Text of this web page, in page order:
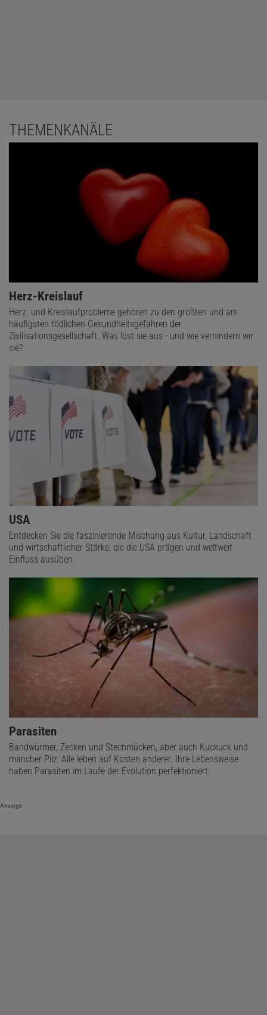
THEMENKANÄLE
Herz-Kreislauf
Herz- und Kreislaufprobleme gehören zu den größten und am
häufigsten tödlichen Gesundheitsgefahren der
Zivilisationsgesellschaft. Was löst sie aus - und wie verhindern wir
sie?
USA
Entdecken Sie die faszinierende Mischung aus Kultur, Landschaft
und wirtschaftlicher Stärke, die die USA prägen und weltweit
Einfluss ausüben.
Parasiten
Bandwürmer, Zecken und Stechmücken, aber auch Kuckuck und
mancher Pilz: Alle leben auf Kosten anderer. Ihre Lebensweise
haben Parasiten im Laufe der Evolution perfektioniert.
Anzeige